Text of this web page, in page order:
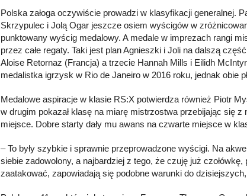
Polska załoga oczywiście prowadzi w klasyfikacji generalnej.
Skrzypulec i Jolą Ogar jeszcze osiem wyścigów w
punktowany wyścig medalowy. A medale w imprezach rangi
przez całe regaty. Taki jest plan Agnieszki i Joli na dalszą
Aloise Retornaz (Francja) a trzecie Hannah Mills i Eilidh
medalistka igrzysk w Rio de Janeiro w 2016 roku, jednak obie
Medalowe aspiracje w klasie RS:X potwierdza również Piotr
w drugim pokazał klasę na miarę mistrzostwa przebijając się
miejsce. Dobre starty dały mu awans na czwarte miejsce w
– To były szybkie i sprawnie przeprowadzone wyścigi. Na
siebie zadowolony, a najbardziej z tego, że czuję już
zaatakować, zapowiadają się podobne warunki do